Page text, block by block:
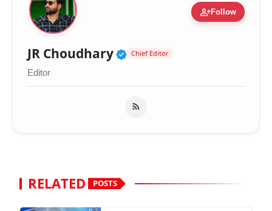
person_addFollow
JR Choudhary Verified Public Figure
Chief Editor
Editor
RELATED POSTS